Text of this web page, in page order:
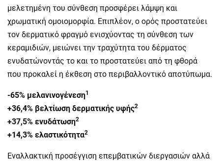
μελετημένη του σύνθεση προσφέρει λάμψη και
χρωματική ομοιομορφία. Επιπλέον, ο ορός προστατεύει
τον δερματικό φραγμό ενισχύοντας τη σύνθεση των
κεραμιδιών, μειώνει την τραχύτητα του δέρματος
ενυδατώνοντάς το και το προστατεύει από τη φθορά
που προκαλεί η έκθεση στο περιβαλλοντικό αποτύπωμα.
-65% μελανινογένεση1
+36,4% βελτίωση δερματικής υφής2
+37,5% ενυδάτωση2
+14,3% ελαστικότητα2
Εναλλακτική προσέγγιση επεμβατικών διεργασιών αλλά